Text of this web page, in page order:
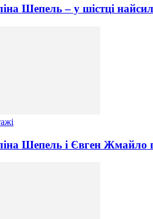
Шепель – у шістці
Шепель і Євген Жмайло